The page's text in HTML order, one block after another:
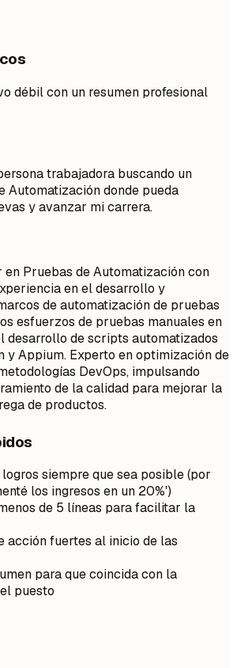
débil con un resumen profesional
trabajadora buscando un
Automatización donde pueda
y avanzar mi carrera.
en Pruebas de Automatización con
en el desarrollo y
de automatización de pruebas
esfuerzos de pruebas manuales en
desarrollo de scripts automatizados
y Appium. Experto en optimización de
DevOps, impulsando
de la calidad para mejorar la
de productos.
siempre que sea posible (por
los ingresos en un 20%')
de 5 líneas para facilitar la
acción fuertes al inicio de las
para que coincida con la
puesto